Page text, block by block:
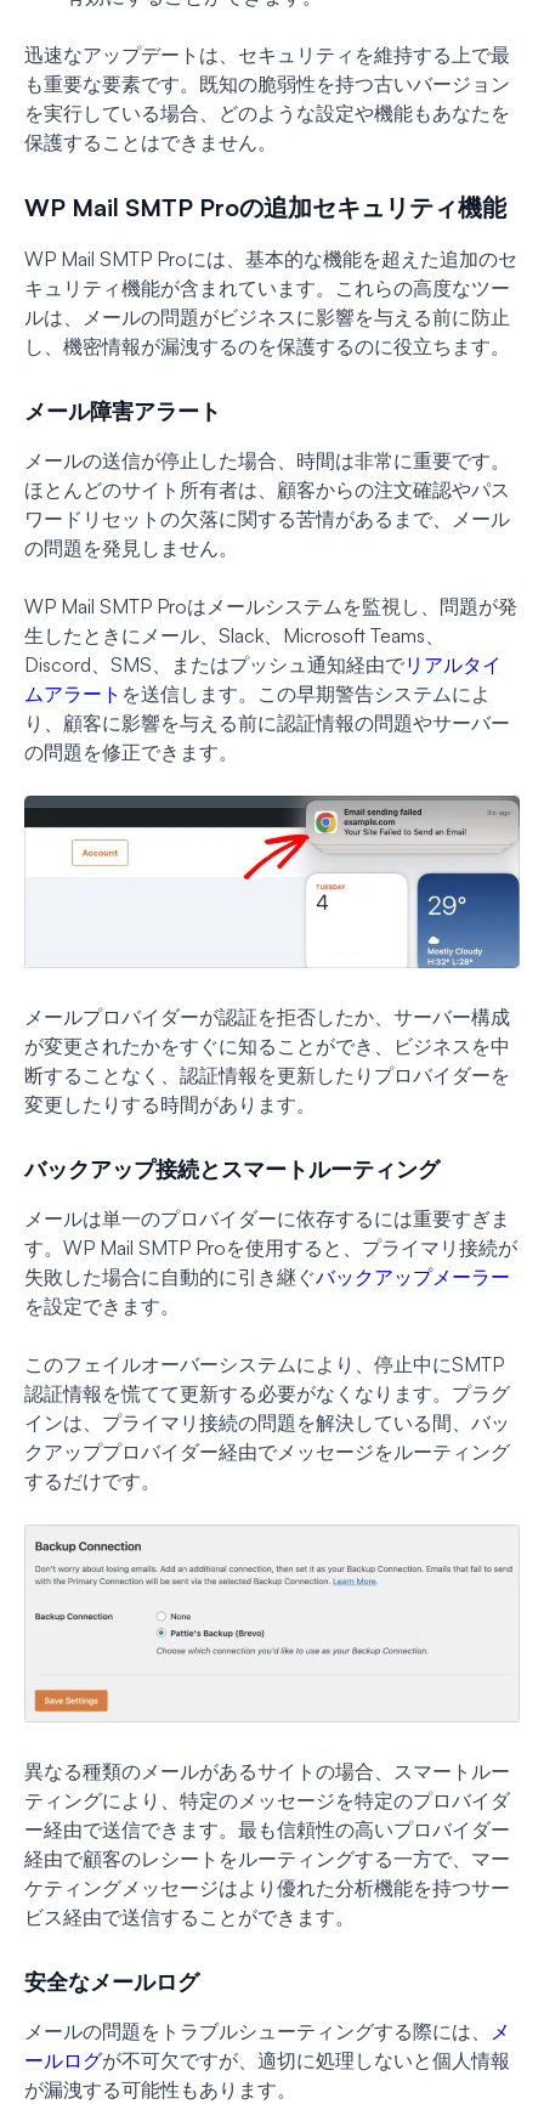
迅速なアップデートは、セキュリティを維持する上で最
も重要な要素です。既知の脆弱性を持つ古いバージョン
を実行している場合、どのような設定や機能もあなたを
保護することはできません。
WP Mail SMTP Proの追加セキュリティ機能
WP Mail SMTP Proには、基本的な機能を超えた追加のセ
キュリティ機能が含まれています。これらの高度なツー
ルは、メールの問題がビジネスに影響を与える前に防止
し、機密情報が漏洩するのを保護するのに役立ちます。
メール障害アラート
メールの送信が停止した場合、時間は非常に重要です。
ほとんどのサイト所有者は、顧客からの注文確認やパス
ワードリセットの欠落に関する苦情があるまで、メール
の問題を発見しません。
WP Mail SMTP Proはメールシステムを監視し、問題が発
生したときにメール、Slack、Microsoft Teams、
Discord、SMS、またはプッシュ通知経由でリアルタイ
ムアラート を送信します。この早期警告システムによ
り、顧客に影響を与える前に認証情報の問題やサーバー
の問題を修正できます。
メールプロバイダーが認証を拒否したか、サーバー構成
が変更されたかをすぐに知ることができ、ビジネスを中
断することなく、認証情報を更新したりプロバイダーを
変更したりする時間があります。
バックアップ接続とスマートルーティング
メールは単一のプロバイダーに依存するには重要すぎま
す。WP Mail SMTP Proを使用すると、プライマリ接続が
失敗した場合に自動的に引き継ぐバックアップメーラー
を設定できます。
このフェイルオーバーシステムにより、停止中にSMTP
認証情報を慌てて更新する必要がなくなります。プラグ
インは、プライマリ接続の問題を解決している間、バッ
クアッププロバイダー経由でメッセージをルーティング
するだけです。
異なる種類のメールがあるサイトの場合、スマートルー
ティングにより、特定のメッセージを特定のプロバイダ
ー経由で送信できます。最も信頼性の高いプロバイダー
経由で顧客のレシートをルーティングする一方で、マー
ケティングメッセージはより優れた分析機能を持つサー
ビス経由で送信することができます。
安全なメールログ
メールの問題をトラブルシューティングする際には、 メ
ールログが不可欠ですが、適切に処理しないと個人情報
が漏洩する可能性もあります。